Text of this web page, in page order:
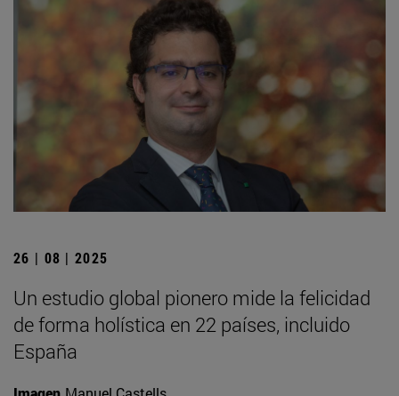
26 | 08 | 2025
Un estudio global pionero mide la felicidad
de forma holística en 22 países, incluido
España